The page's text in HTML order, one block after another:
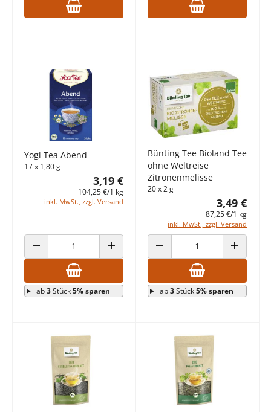
Yogi Tea Abend
17 x 1,80 g
3,19 €
104,25 €/1 kg
inkl. MwSt., zzgl. Versand
ANZAHL VERRINGERN ANZAHL ERHÖHEN
ab3Stück5% sparen
Bünting Tee Bioland Tee
ohne Weltreise
Zitronenmelisse
20 x 2 g
3,49 €
87,25 €/1 kg
inkl. MwSt., zzgl. Versand
ANZAHL VERRINGERN ANZAHL
ab3Stück5% sparen